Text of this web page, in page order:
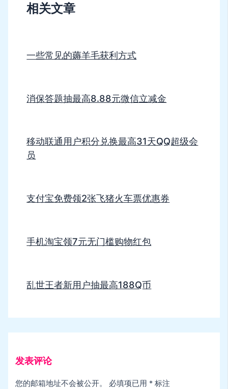
相关文章
一些常见的薅羊毛获利方式
消保答题抽最高8.88元微信立减金
移动联通用户积分兑换最高31天QQ超级会
员
支付宝免费领2张飞猪火车票优惠券
手机淘宝领7元无门槛购物红包
乱世王者新用户抽最高188Q币
发表评论
您的邮箱地址不会被公开。 必填项已用 * 标注